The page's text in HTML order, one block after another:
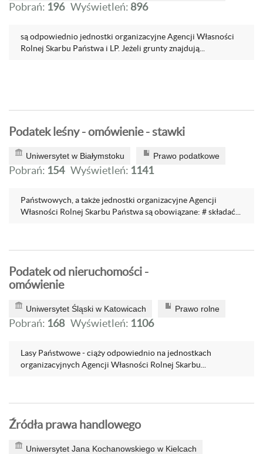
Pobrań: 196 Wyświetleń: 896
są odpowiednio jednostki organizacyjne Agencji Własności
Rolnej Skarbu Państwa i LP. Jeżeli grunty znajdują...
Podatek leśny - omówienie - stawki
Uniwersytet w Białymstoku Prawo podatkowe
Pobrań: 154 Wyświetleń: 1141
Państwowych, a także jednostki organizacyjne Agencji
Własności Rolnej Skarbu Państwa są obowiązane: # składać...
Podatek od nieruchomości -
omówienie
Uniwersytet Śląski w Katowicach Prawo rolne
Pobrań: 168 Wyświetleń: 1106
Lasy Państwowe - ciąży odpowiednio na jednostkach
organizacyjnych Agencji Własności Rolnej Skarbu...
Źródła prawa handlowego
Uniwersytet Jana Kochanowskiego w Kielcach